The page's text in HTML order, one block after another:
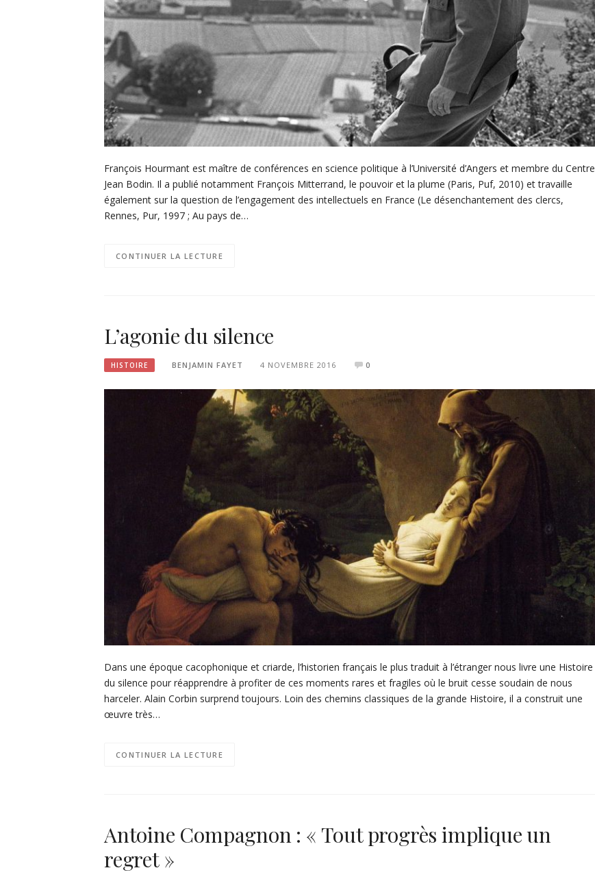
François Hourmant est maître de conférences en science politique à l’Université d’Angers et membre du Centre
Jean Bodin. Il a publié notamment François Mitterrand, le pouvoir et la plume (Paris, Puf, 2010) et travaille
également sur la question de l’engagement des intellectuels en France (Le désenchantement des clercs,
Rennes, Pur, 1997 ; Au pays de…
CONTINUER LA LECTURE
L’agonie du silence
HISTOIRE BENJAMIN FAYET 4 NOVEMBRE 2016 0
Dans une époque cacophonique et criarde, l’historien français le plus traduit à l’étranger nous livre une Histoire
du silence pour réapprendre à profiter de ces moments rares et fragiles où le bruit cesse soudain de nous
harceler. Alain Corbin surprend toujours. Loin des chemins classiques de la grande Histoire, il a construit une
œuvre très…
CONTINUER LA LECTURE
Antoine Compagnon : « Tout progrès implique un
regret »